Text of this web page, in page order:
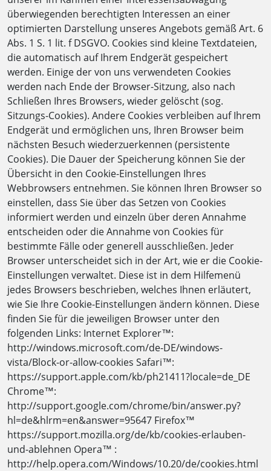
überwiegenden berechtigten Interessen an einer
optimierten Darstellung unseres Angebots gemäß Art. 6
Abs. 1 S. 1 lit. f DSGVO. Cookies sind kleine Textdateien,
die automatisch auf Ihrem Endgerät gespeichert
werden. Einige der von uns verwendeten Cookies
werden nach Ende der Browser-Sitzung, also nach
Schließen Ihres Browsers, wieder gelöscht (sog.
Sitzungs-Cookies). Andere Cookies verbleiben auf Ihrem
Endgerät und ermöglichen uns, Ihren Browser beim
nächsten Besuch wiederzuerkennen (persistente
Cookies). Die Dauer der Speicherung können Sie der
Übersicht in den Cookie-Einstellungen Ihres
Webbrowsers entnehmen. Sie können Ihren Browser so
einstellen, dass Sie über das Setzen von Cookies
informiert werden und einzeln über deren Annahme
entscheiden oder die Annahme von Cookies für
bestimmte Fälle oder generell ausschließen. Jeder
Browser unterscheidet sich in der Art, wie er die Cookie-
Einstellungen verwaltet. Diese ist in dem Hilfemenü
jedes Browsers beschrieben, welches Ihnen erläutert,
wie Sie Ihre Cookie-Einstellungen ändern können. Diese
finden Sie für die jeweiligen Browser unter den
folgenden Links: Internet Explorer™:
http://windows.microsoft.com/de-DE/windows-
vista/Block-or-allow-cookies Safari™:
https://support.apple.com/kb/ph21411?locale=de_DE
Chrome™:
http://support.google.com/chrome/bin/answer.py?
hl=de&hlrm=en&answer=95647 Firefox™
https://support.mozilla.org/de/kb/cookies-erlauben-
und-ablehnen Opera™ :
http://help.opera.com/Windows/10.20/de/cookies.html